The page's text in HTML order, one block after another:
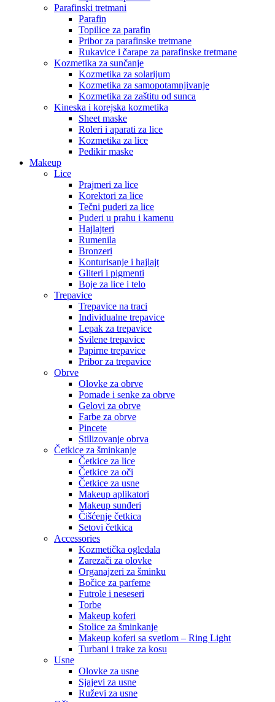
Parafinski tretmani
Parafin
Topilice za parafin
Pribor za parafinske tretmane
Rukavice i čarape za parafinske tretmane
Kozmetika za sunčanje
Kozmetika za solarijum
Kozmetika za samopotamnjivanje
Kozmetika za zaštitu od sunca
Kineska i korejska kozmetika
Sheet maske
Roleri i aparati za lice
Kozmetika za lice
Pedikir maske
Makeup
Lice
Prajmeri za lice
Korektori za lice
Tečni puderi za lice
Puderi u prahu i kamenu
Hajlajteri
Rumenila
Bronzeri
Konturisanje i hajlajt
Gliteri i pigmenti
Boje za lice i telo
Trepavice
Trepavice na traci
Individualne trepavice
Lepak za trepavice
Svilene trepavice
Papirne trepavice
Pribor za trepavice
Obrve
Olovke za obrve
Pomade i senke za obrve
Gelovi za obrve
Farbe za obrve
Pincete
Stilizovanje obrva
Četkice za šminkanje
Četkice za lice
Četkice za oči
Četkice za usne
Makeup aplikatori
Makeup sunđeri
Čišćenje četkica
Setovi četkica
Accessories
Kozmetička ogledala
Zarezači za olovke
Organajzeri za šminku
Bočice za parfeme
Futrole i neseseri
Torbe
Makeup koferi
Stolice za šminkanje
Makeup koferi sa svetlom – Ring Light
Turbani i trake za kosu
Usne
Olovke za usne
Sjajevi za usne
Ruževi za usne